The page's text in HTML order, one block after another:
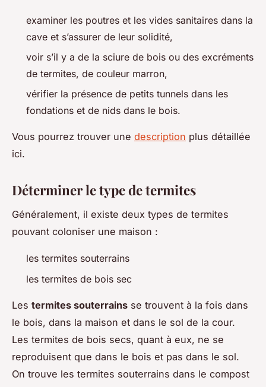
examiner les poutres et les vides sanitaires dans la
cave et s’assurer de leur solidité,
voir s’il y a de la sciure de bois ou des excréments
de termites, de couleur marron,
vérifier la présence de petits tunnels dans les
fondations et de nids dans le bois.
Vous pourrez trouver une description plus détaillée
ici.
Déterminer le type de termites
Généralement, il existe deux types de termites
pouvant coloniser une maison :
les termites souterrains
les termites de bois sec
Les termites souterrains se trouvent à la fois dans
le bois, dans la maison et dans le sol de la cour.
Les termites de bois secs, quant à eux, ne se
reproduisent que dans le bois et pas dans le sol.
On trouve les termites souterrains dans le compost